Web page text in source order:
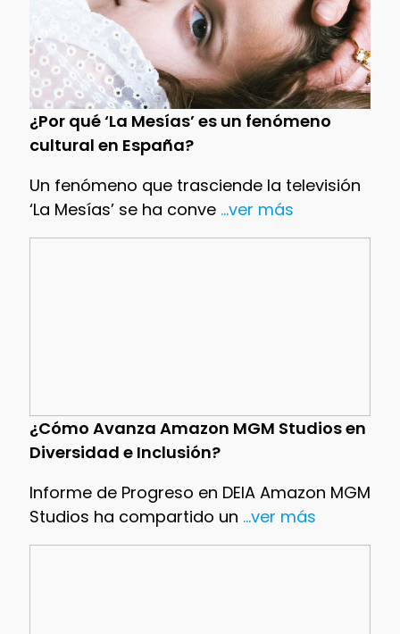
¿Por qué ‘La Mesías’ es un fenómeno
cultural en España?
Un fenómeno que trasciende la televisión
‘La Mesías’ se ha conve...ver más
¿Cómo Avanza Amazon MGM Studios en
Diversidad e Inclusión?
Informe de Progreso en DEIA Amazon MGM
Studios ha compartido un ...ver más